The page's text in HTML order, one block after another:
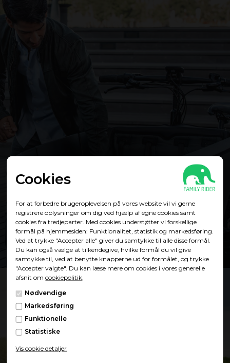
Cookies
For at forbedre brugeroplevelsen på vores website vil vi gerne
registrere oplysninger om dig ved hjælp af egne cookies samt
cookies fra tredjeparter. Med cookies understøtter vi forskellige
formål på hjemmesiden: Funktionalitet, statistik og markedsføring.
Ved at trykke "Accepter alle" giver du samtykke til alle disse formål.
Du kan også vælge at tilkendegive, hvilke formål du vil give
samtykke til, ved at benytte knapperne ud for formålet, og trykke
"Accepter valgte". Du kan læse mere om cookies i vores generelle
afsnit omcookiepolitik
Nødvendige
Markedsføring
Funktionelle
Statistiske
Vis cookie detaljer
Find showroom